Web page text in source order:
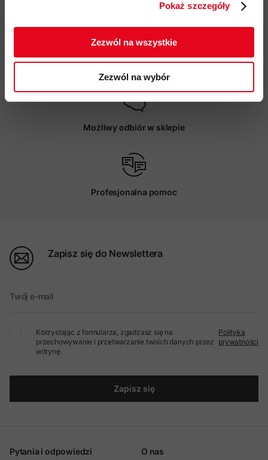
Pokaż szczegóły
Zezwól na wszystkie
Zezwól na wybór
Darmowa dostawa od 200 zł
Możliwy odbiór w sklepie
Profesjonalna pomoc
Zapisz się do Newslettera
Twój e-mail
Korzystając z formularza, zgadzasz się na
przechowywanie i przetwarzanie twoich danych przez
witrynę.
Polityka
prywatności
Zapisz się
Pytania i odpowiedzi O nas